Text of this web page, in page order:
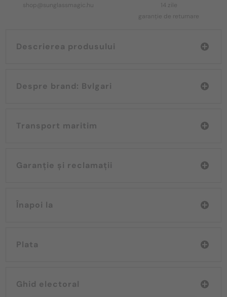
shop@sunglassmagic.hu
14 zile
garanție de returnare
Descrierea produsului
Despre brand: Bvlgari
Transport maritim
Garanție și reclamații
Înapoi la
Plata
Ghid electoral